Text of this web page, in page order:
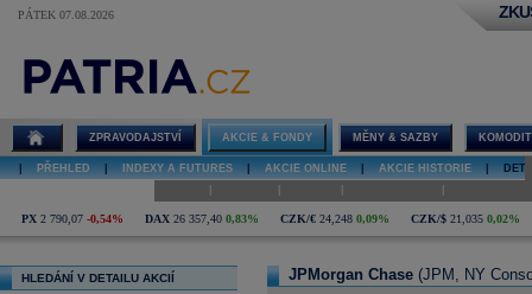
PÁTEK 07.08.2026
JPMorgan
Chase graf
ZPRAVODAJSTVÍ AKCIE & FONDY MĚNY & SAZBY
PŘEHLED INDEXY A FUTURES AKCIE ONLINE AKCIE HISTORIE
PX 2 790,07 -0,54% DAX 26 357,40 0,83% CZK/€ 24,248 0,09% CZK/$ 21,035 0,02%
HLEDÁNÍ V DETAILU AKCIÍ JPMorgan Chase (JPM, NY